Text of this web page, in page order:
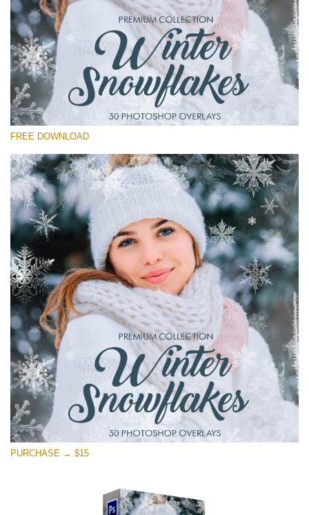
Please select
Free Winter Overlay #14
Small 800*533px
Winter Snowflakes
(30 Overlays)
Light Sparkling
(740 Overlays)
Large 6000*4000px
Entire Collection
(1783 Overlays)
Large 6000*4000px
Free download
FREE DOWNLOAD
PURCHASE → $15